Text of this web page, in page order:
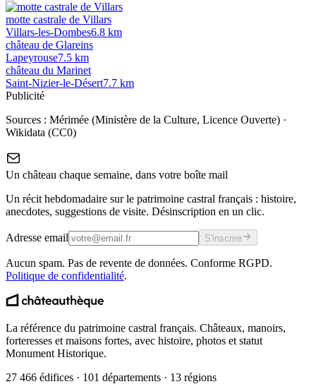
motte castrale de Villars
Villars-les-Dombes6.8 km
château de Glareins
Lapeyrouse7.5 km
château du Marinet
Saint-Nizier-le-Désert7.7 km
Publicité
Sources : Mérimée (Ministère de la Culture, Licence Ouverte) ·
Wikidata (CC0)
Un château chaque semaine, dans votre boîte mail
Un récit hebdomadaire sur le patrimoine castral français : histoire,
anecdotes, suggestions de visite. Désinscription en un clic.
Adresse email S'inscrire
Aucun spam. Pas de revente de données. Conforme RGPD.
Politique de confidentialité.
La référence du patrimoine castral français. Châteaux, manoirs,
forteresses et maisons fortes, avec histoire, photos et statut
Monument Historique.
27 466 édifices · 101 départements · 13 régions